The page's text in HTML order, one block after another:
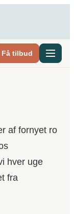
Få tilbud
af fornyet ro
hver uge
fra